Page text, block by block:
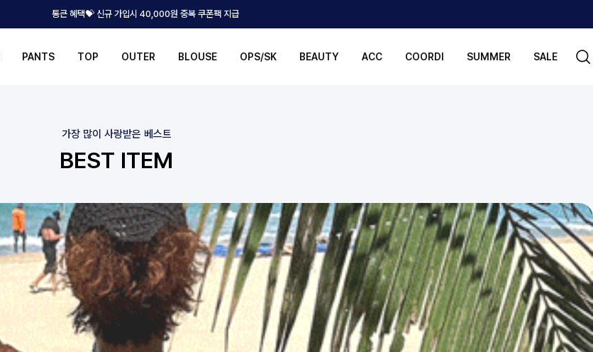
통큰 혜택💝 신규 가입시 40,000원 중복 쿠폰팩 지급
PANTS TOP OUTER BLOUSE OPS/SK BEAUTY ACC COORDI SUMMER SALE
가장 많이 사랑받은 베스트
BEST ITEM